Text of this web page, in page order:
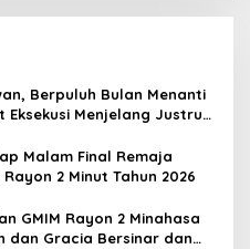
Berpuluh Bulan Menanti
Eksekusi Menjelang Justru
Malam Final Remaja
Rayon 2 Minut Tahun 2026
GMIM Rayon 2 Minahasa
dan Gracia Bersinar dan